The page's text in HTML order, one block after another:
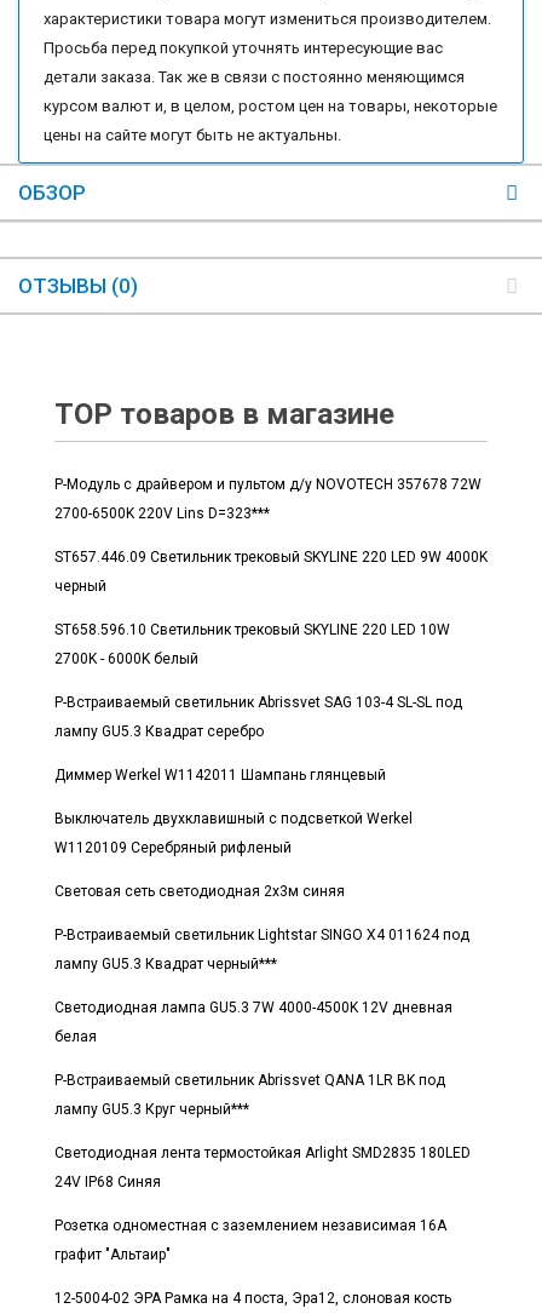
характеристики товара могут измениться производителем.
Просьба перед покупкой уточнять интересующие вас
детали заказа. Так же в связи с постоянно меняющимся
курсом валют и, в целом, ростом цен на товары, некоторые
цены на сайте могут быть не актуальны.
ОБЗОР
ОТЗЫВЫ (0)
TOP товаров в магазине
Р-Модуль с драйвером и пультом д/у NOVOTECH 357678 72W
2700-6500K 220V Lins D=323***
ST657.446.09 Светильник трековый SKYLINE 220 LED 9W 4000K
черный
ST658.596.10 Светильник трековый SKYLINE 220 LED 10W
2700K - 6000K белый
Р-Встраиваемый светильник Abrissvet SAG 103-4 SL-SL под
лампу GU5.3 Квадрат серебро
Диммер Werkel W1142011 Шампань глянцевый
Выключатель двухклавишный с подсветкой Werkel
W1120109 Серебряный рифленый
Световая сеть светодиодная 2х3м синяя
Р-Встраиваемый светильник Lightstar SINGO X4 011624 под
лампу GU5.3 Квадрат черный***
Светодиодная лампа GU5.3 7W 4000-4500K 12V дневная
белая
Р-Встраиваемый светильник Abrissvet QANA 1LR BK под
лампу GU5.3 Круг черный***
Светодиодная лента термостойкая Arlight SMD2835 180LED
24V IP68 Синяя
Розетка одноместная с заземлением независимая 16А
графит "Альтаир"
12-5004-02 ЭРА Рамка на 4 поста, Эра12, слоновая кость